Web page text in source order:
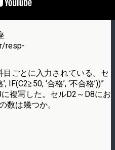
resp-
ごとに入力されている。セ
IF(C2≧50, ‘合格’, ‘不合格’))”
複写した。セルD2～D8にお
数は幾つか。